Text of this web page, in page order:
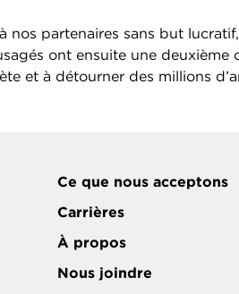
nos partenaires sans but
ont ensuite une
et à détourner des millions
Ce que nous acceptons
Carrières
À propos
Nous joindre